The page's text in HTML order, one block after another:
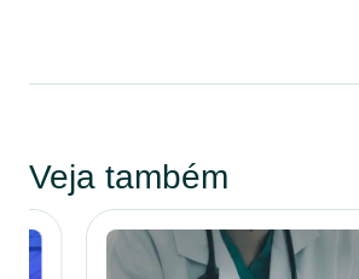
Veja também